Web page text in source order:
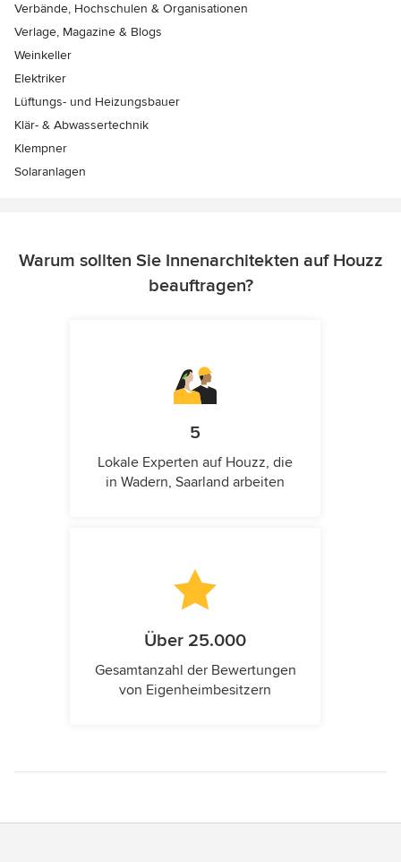
Verbände, Hochschulen & Organisationen
Verlage, Magazine & Blogs
Weinkeller
Elektriker
Lüftungs- und Heizungsbauer
Klär- & Abwassertechnik
Klempner
Solaranlagen
Warum sollten Sie Innenarchitekten auf Houzz
beauftragen?
5
Lokale Experten auf Houzz, die
in Wadern, Saarland arbeiten
Über 25.000
Gesamtanzahl der Bewertungen
von Eigenheimbesitzern